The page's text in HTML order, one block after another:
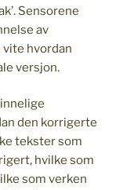
Sensorene
av
vite hvordan
versjon.
den korrigerte
tekster som
hvilke som
som verken